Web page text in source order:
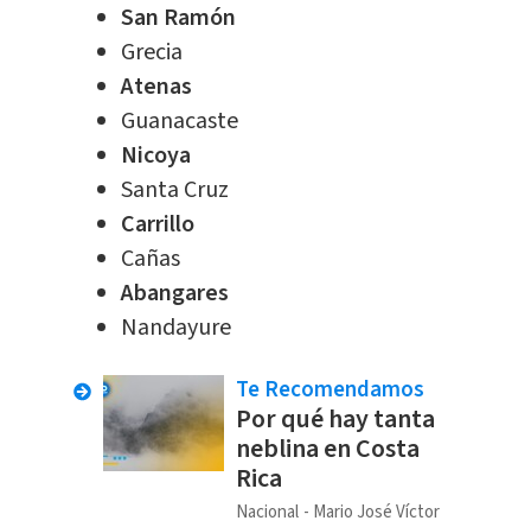
San Ramón
Grecia
Atenas
Guanacaste
Nicoya
Santa Cruz
Carrillo
Cañas
Abangares
Nandayure
Te Recomendamos
Por qué hay tanta
neblina en Costa
Rica
Nacional
Mario José Víctor